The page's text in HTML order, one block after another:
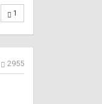
1
2955